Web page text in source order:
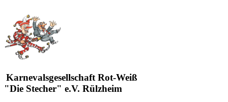
Karnevalsgesellschaft Rot-Weiß
"Die Stecher" e.V. Rülzheim